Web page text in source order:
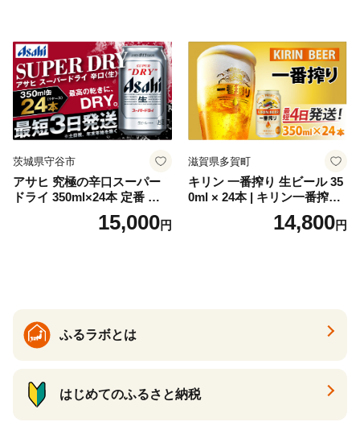
セット 詰め合わせ カクテル
ソーダ割り アルコール ロッ
ク ソーダ ジントニック 】
茨城県守谷市
アサヒ 究極の辛口スーパー
ドライ 350ml×24本 定番 ビー
ル 缶ビール 酒 お酒 アルコー
15,000円
滋賀県多賀町
キリン 一番搾り 生ビール 35
0ml × 24本 | キリン一番搾り
キリンビール 一番搾り ビー
ル 24缶 きりんいちばんしぼ
14,800円
ふるラボとは
はじめてのふるさと納税